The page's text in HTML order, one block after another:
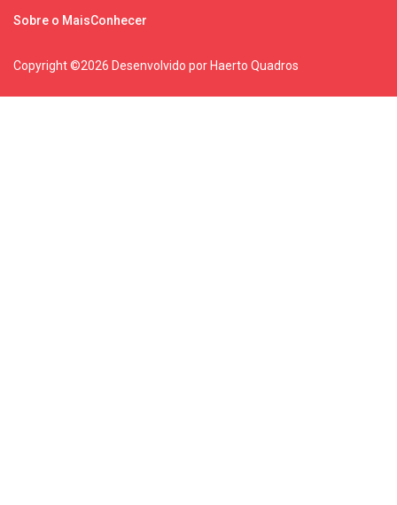
Sobre o MaisConhecer
Copyright ©2026 Desenvolvido por Haerto Quadros